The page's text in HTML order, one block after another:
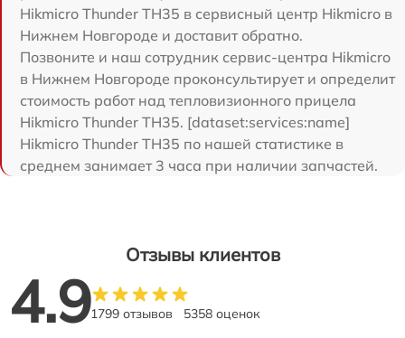
Hikmicro Thunder TH35 в сервисный центр Hikmicro в
Нижнем Новгороде и доставит обратно.
Позвоните и наш сотрудник сервис-центра Hikmicro
в Нижнем Новгороде проконсультирует и определит
стоимость работ над тепловизионного прицела
Hikmicro Thunder TH35. [dataset:services:name]
Hikmicro Thunder TH35 по нашей статистике в
среднем занимает 3 часа при наличии запчастей.
Отзывы клиентов
4.91799 отзывов 5358 оценок